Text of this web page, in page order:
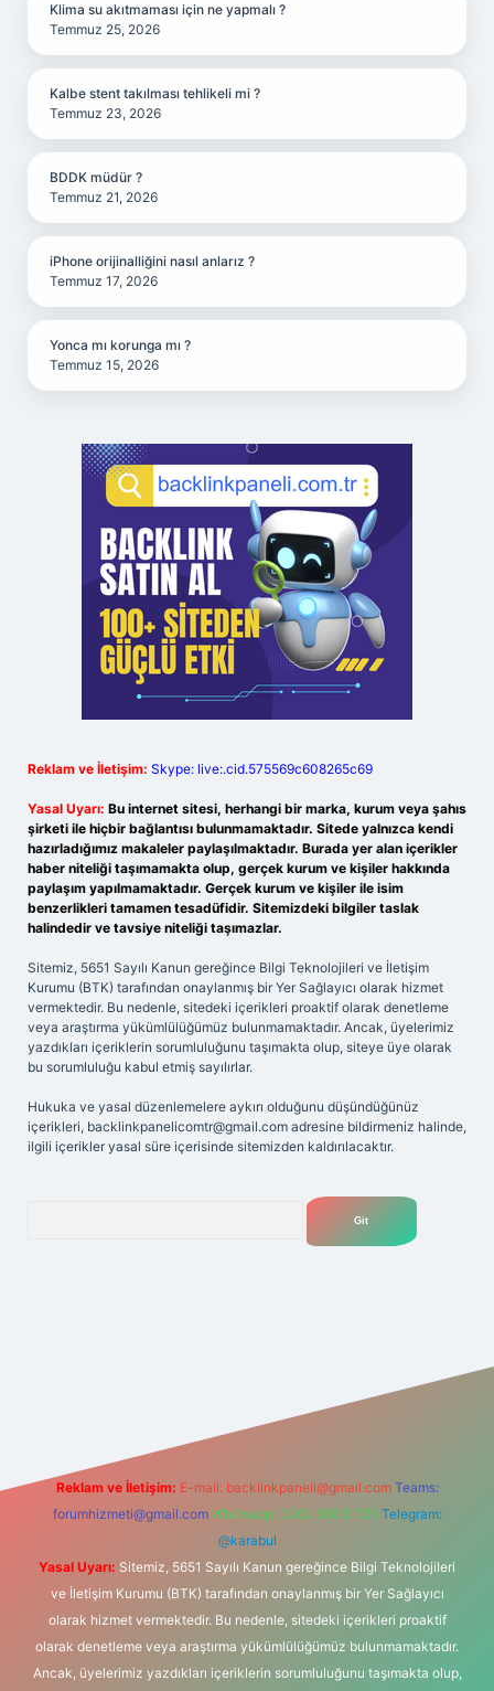
Klima su akıtmaması için ne yapmalı ?
Temmuz 25, 2026
Kalbe stent takılması tehlikeli mi ?
Temmuz 23, 2026
BDDK müdür ?
Temmuz 21, 2026
iPhone orijinalliğini nasıl anlarız ?
Temmuz 17, 2026
Yonca mı korunga mı ?
Temmuz 15, 2026
Reklam ve İletişim: Skype: live:.cid.575569c608265c69
Yasal Uyarı: Bu internet sitesi, herhangi bir marka, kurum veya şahıs
şirketi ile hiçbir bağlantısı bulunmamaktadır. Sitede yalnızca kendi
hazırladığımız makaleler paylaşılmaktadır. Burada yer alan içerikler
haber niteliği taşımamakta olup, gerçek kurum ve kişiler hakkında
paylaşım yapılmamaktadır. Gerçek kurum ve kişiler ile isim
benzerlikleri tamamen tesadüfidir. Sitemizdeki bilgiler taslak
halindedir ve tavsiye niteliği taşımazlar.
Sitemiz, 5651 Sayılı Kanun gereğince Bilgi Teknolojileri ve İletişim
Kurumu (BTK) tarafından onaylanmış bir Yer Sağlayıcı olarak hizmet
vermektedir. Bu nedenle, sitedeki içerikleri proaktif olarak denetleme
veya araştırma yükümlülüğümüz bulunmamaktadır. Ancak, üyelerimiz
yazdıkları içeriklerin sorumluluğunu taşımakta olup, siteye üye olarak
bu sorumluluğu kabul etmiş sayılırlar.
Hukuka ve yasal düzenlemelere aykırı olduğunu düşündüğünüz
içerikleri, backlinkpanelicomtr@gmail.com adresine bildirmeniz halinde,
ilgili içerikler yasal süre içerisinde sitemizden kaldırılacaktır.
Reklam ve İletişim: E-mail: backlinkpaneli@gmail.com Teams:
forumhizmeti@gmail.com Whatsapp: 0262 606 0 726 Telegram:
@karabul
Yasal Uyarı: Sitemiz, 5651 Sayılı Kanun gereğince Bilgi Teknolojileri
ve İletişim Kurumu (BTK) tarafından onaylanmış bir Yer Sağlayıcı
olarak hizmet vermektedir. Bu nedenle, sitedeki içerikleri proaktif
olarak denetleme veya araştırma yükümlülüğümüz bulunmamaktadır.
Ancak, üyelerimiz yazdıkları içeriklerin sorumluluğunu taşımakta olup,